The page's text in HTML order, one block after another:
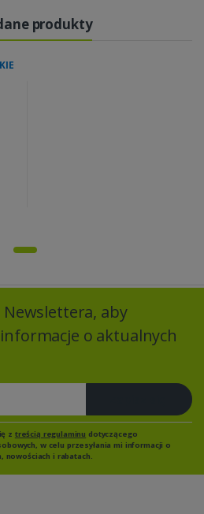
produkty
Newslettera, aby
o aktualnych
z treścią regulaminu dotyczącego
w celu przesyłania mi informacji o
nowościach i rabatach.